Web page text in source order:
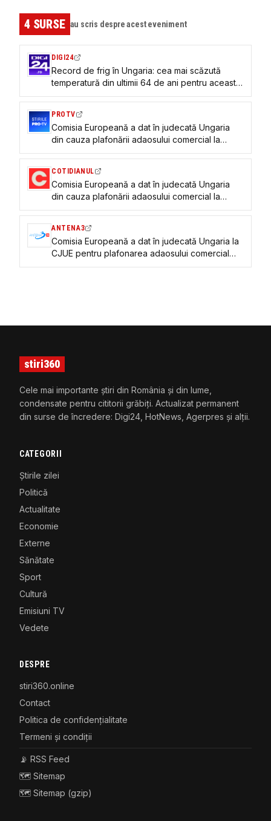
4SURSE au scris despre acest eveniment
DIGI24
Record de frig în Ungaria: cea mai scăzută
temperatură din ultimii 64 de ani pentru această
perioadă
PROTV
Comisia Europeană a dat în judecată Ungaria
din cauza plafonării adaosului comercial la
alimente
COTIDIANUL
Comisia Europeană a dat în judecată Ungaria
din cauza plafonării adaosului comercial la
alimente
ANTENA3
Comisia Europeană a dat în judecată Ungaria la
CJUE pentru plafonarea adaosului comercial
introdusă de guvernul Viktor Orban
stiri360
Cele mai importante știri din România și din lume,
condensate pentru cititorii grăbiți. Actualizat permanent
din surse de încredere: Digi24, HotNews, Agerpres și alții.
CATEGORII
Știrile zilei
Politică
Actualitate
Economie
Externe
Sănătate
Sport
Cultură
Emisiuni TV
Vedete
DESPRE
stiri360.online
Contact
Politica de confidențialitate
Termeni și condiții
📡 RSS Feed
🗺️ Sitemap
🗺️ Sitemap (gzip)